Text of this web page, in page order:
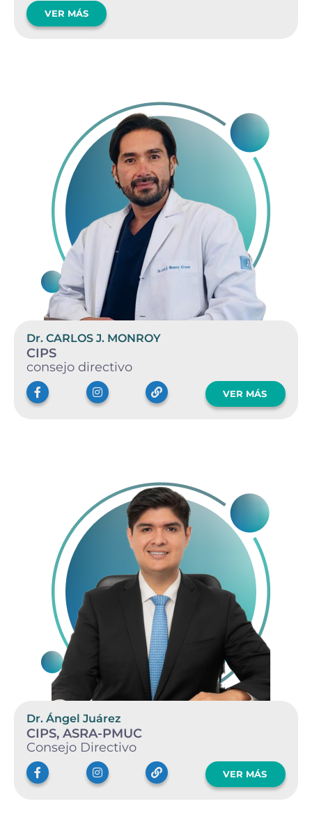
VER MÁS
Dr. CARLOS J. MONROY
CIPS
consejo directivo
VER MÁS
Dr. Ángel Juárez
CIPS, ASRA-PMUC
Consejo Directivo
VER MÁS